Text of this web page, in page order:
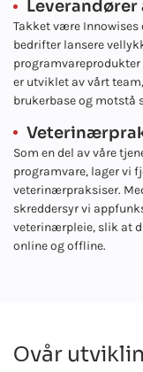
Takket være
bedrifter lansere
programvareprodukter
er utviklet av vårt
brukerbase og motstå
Som en del av våre
programvare, lager vi
veterinærpraksiser.
skreddersyr vi
veterinærpleie, slik at
online og offline.
Оvår